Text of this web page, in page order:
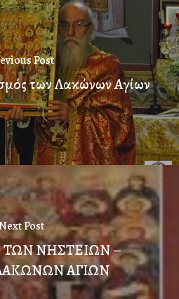
Post
των Λακώνων Αγίων
Post
ΤΩΝ ΝΗΣΤΕΙΩΝ –
ΑΓΙΩΝ